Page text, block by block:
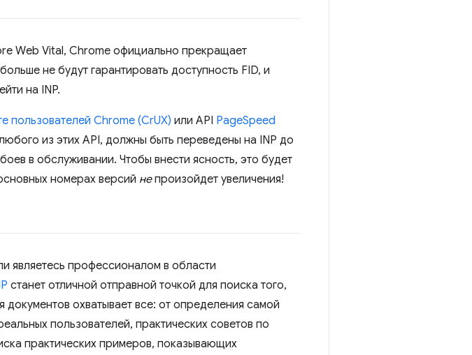
Web Vital, Chrome официально прекращает
не будут гарантировать доступность FID, и
на INP.
пользователей Chrome (CrUX) или API PageSpeed ​​
из этих API, должны быть переведены на INP до
в обслуживании. Чтобы внести ясность, это будет
номерах версий непроизойдет увеличения!
являетесь профессионалом в области
станет отличной отправной точкой для поиска того,
охватывает все: от определения самой
пользователей, практических советов по
практических примеров, показывающих